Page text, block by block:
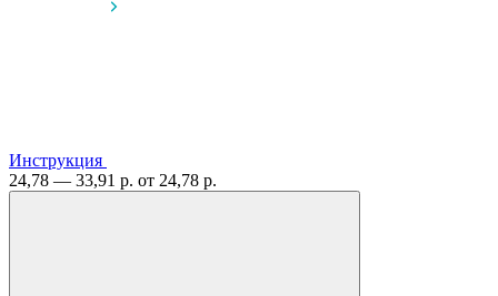
Инструкция
24,78 — 33,91 р. от 24,78 р.